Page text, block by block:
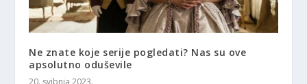
Ne znate koje serije pogledati? Nas su ove
apsolutno oduševile
20. svibnja 2023.